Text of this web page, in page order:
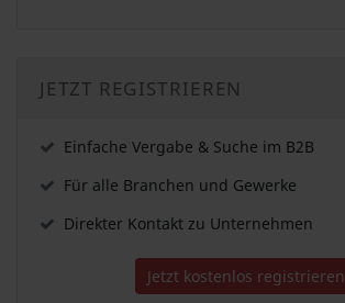
JETZT REGISTRIEREN
Einfache Vergabe & Suche im B2B
Für alle Branchen und Gewerke
Direkter Kontakt zu Unternehmen
Jetzt kostenlos registrieren